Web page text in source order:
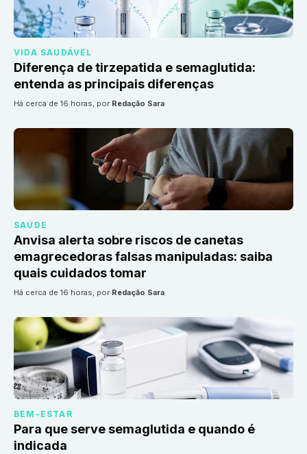
VIDA SAUDÁVEL
Diferença de tirzepatida e semaglutida:
entenda as principais diferenças
há cerca de 16 horas, por Redação Sara
SAÚDE
Anvisa alerta sobre riscos de canetas
emagrecedoras falsas manipuladas: saiba
quais cuidados tomar
há cerca de 16 horas, por Redação Sara
BEM-ESTAR
Para que serve semaglutida e quando é
indicada